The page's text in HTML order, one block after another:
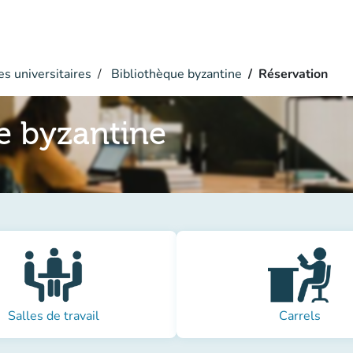
universitaires Bibliothèque byzantine Réservation
byzantine
Salles de travail Carrels